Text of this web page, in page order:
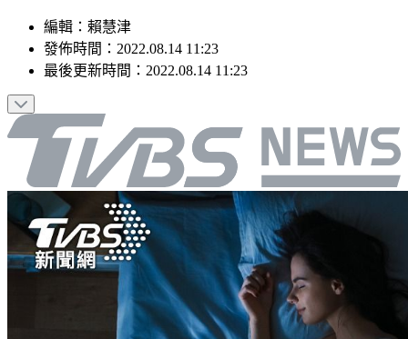
編輯：賴慧津
發佈時間：2022.08.14 11:23